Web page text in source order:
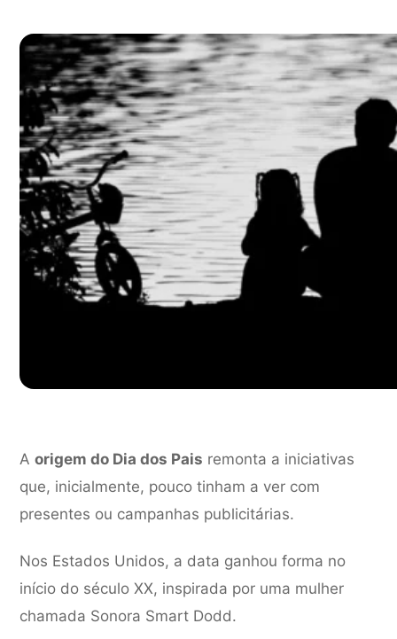
Aorigem do Dia dos Pais remonta a iniciativas
que, inicialmente, pouco tinham a ver com
presentes ou campanhas publicitárias.
Nos Estados Unidos, a data ganhou forma no
início do século XX, inspirada por uma mulher
chamada Sonora Smart Dodd.